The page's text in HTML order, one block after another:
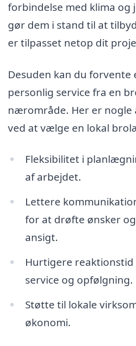
forbindelse med klima og
gør dem i stand til at
er tilpasset netop dit
Desuden kan du forvente
personlig service fra en
nærområde. Her er nogle
ved at vælge en lokal
Fleksibilitet i
af arbejdet.
Lettere
for at drøfte ønsker
ansigt.
Hurtigere
service og opfølgning.
Støtte til lokale
økonomi.